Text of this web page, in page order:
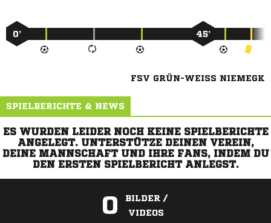
0’ 45’
FSV GRÜN-WEISS NIEMEGK
SPIELBERICHTE & NEWS
ES WURDEN LEIDER NOCH KEINE SPIELBERICHTE
ANGELEGT. UNTERSTÜTZE DEINEN VEREIN,
DEINE MANNSCHAFT UND IHRE FANS, INDEM DU
DEN ERSTEN SPIELBERICHT ANLEGST.
0
BILDER /
VIDEOS